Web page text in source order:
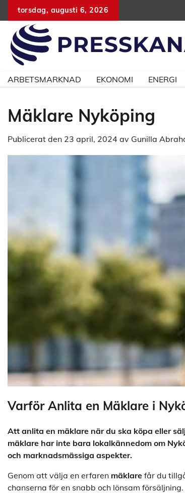
Hoppa
innehåll
torsdag, augusti 6, 2026
ARBETSMARKNAD EKONOMI ENERGI
Mäklare Nyköping
Publicerat den 23 april, 2024 av Gunilla
Varför Anlita en Mäklare i
Att anlita en mäklare när du ska köpa eller
mäklare har inte bara lokalkännedom om
och marknadsmässiga aspekter.
Genom att välja en erfaren mäklare får du
chanserna för en snabb och lönsam